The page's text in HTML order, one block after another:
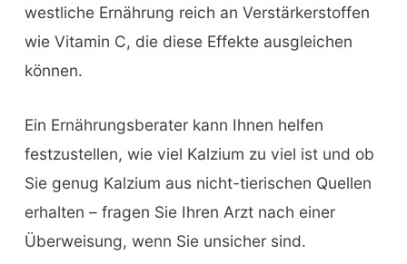
westliche Ernährung reich an Verstärkerstoffen
wie Vitamin C, die diese Effekte ausgleichen
können.
Ein Ernährungsberater kann Ihnen helfen
festzustellen, wie viel Kalzium zu viel ist und ob
Sie genug Kalzium aus nicht-tierischen Quellen
erhalten – fragen Sie Ihren Arzt nach einer
Überweisung, wenn Sie unsicher sind.